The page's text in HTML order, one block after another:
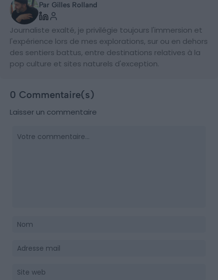
Par Gilles Rolland
Journaliste exalté, je privilégie toujours l'immersion et
l'expérience lors de mes explorations, sur ou en dehors
des sentiers battus, entre destinations relatives à la
pop culture et sites naturels d'exception.
0 Commentaire(s)
Laisser un commentaire